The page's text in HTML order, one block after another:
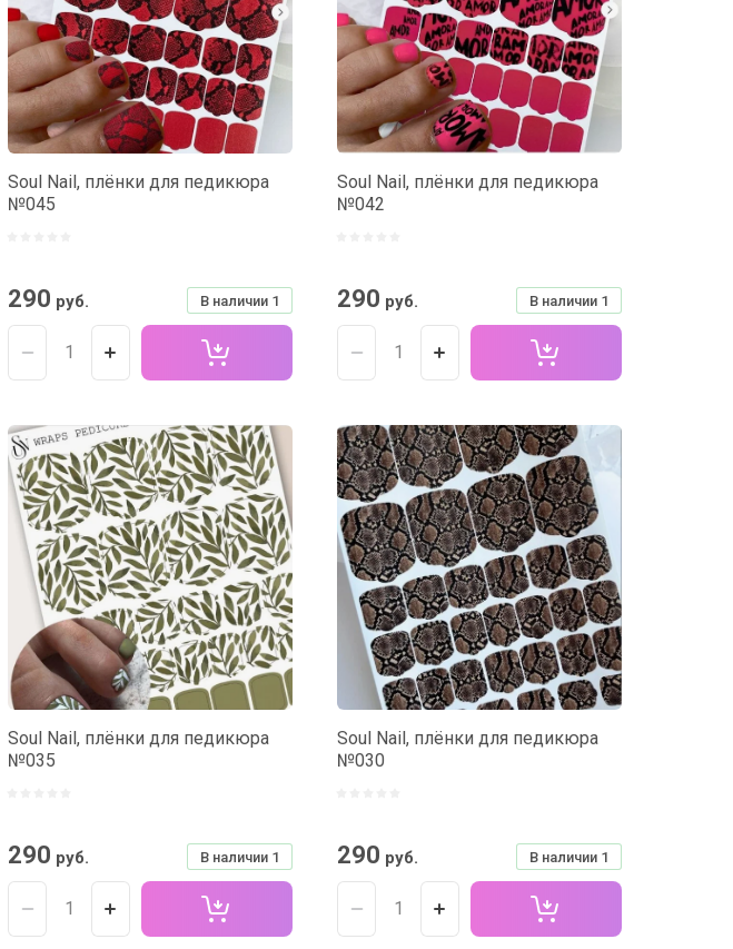
Soul Nail, плёнки для педикюра
№045
В наличии 1
290 руб.
Soul Nail, плёнки для педикюра
№042
В наличии 1
290 руб.
Soul Nail, плёнки для педикюра
№035
В наличии 1
290 руб.
Soul Nail, плёнки для педикюра
№030
В наличии 1
290 руб.